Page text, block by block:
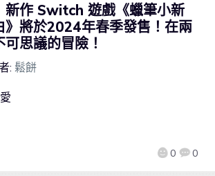
新作 Switch 遊戲《蠟筆小新
》將於2024年春季發售！在兩
思議的冒險！
: 鬆餅
0 0